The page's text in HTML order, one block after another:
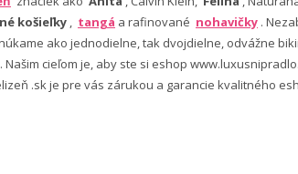
košieľky , tangá a rafinované nohavičky .
ako jednodielne, tak dvojdielne, odvážne
cieľom je, aby ste si eshop
.sk je pre vás zárukou a garancie kvalitného